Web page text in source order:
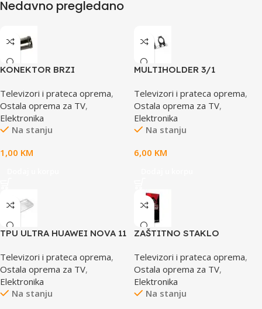
Nedavno pregledano
KONEKTOR BRZI
Televizori i prateca oprema,
Ostala oprema za TV,
Elektronika
Na stanju
1,00 KM
MULTIHOLDER 3/1
Televizori i prateca oprema,
Ostala oprema za TV,
Elektronika
Na stanju
6,00 KM
TPU ULTRA HUAWEI NOVA 11
Televizori i prateca oprema,
Ostala oprema za TV,
Elektronika
Na stanju
ZAŠTITNO STAKLO
PRO
Televizori i prateca oprema,
Ostala oprema za TV,
Elektronika
Na stanju